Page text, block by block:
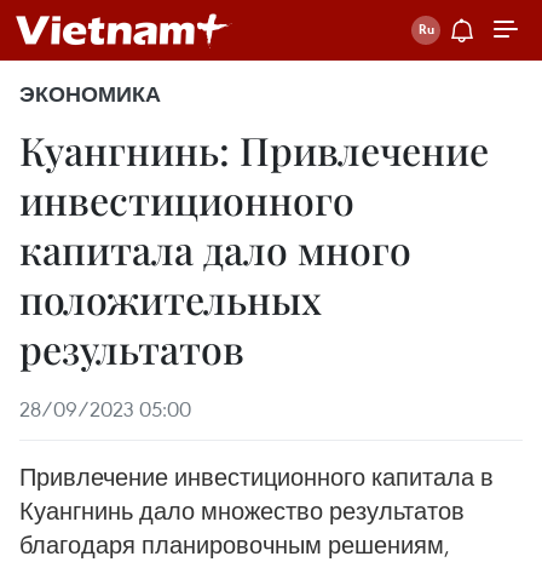
ЭКОНОМИКА
Куангнинь: Привлечение
инвестиционного
капитала дало много
положительных
результатов
28/09/2023 05:00
Привлечение инвестиционного капитала в
Куангнинь дало множество результатов
благодаря планировочным решениям,